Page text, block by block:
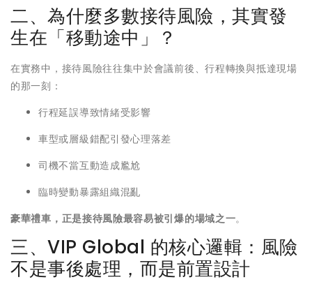
二、為什麼多數接待風險，其實發
生在「移動途中」？
在實務中，接待風險往往集中於會議前後、行程轉換與抵達現場
的那一刻：
行程延誤導致情緒受影響
車型或層級錯配引發心理落差
司機不當互動造成尷尬
臨時變動暴露組織混亂
豪華禮車，正是接待風險最容易被引爆的場域之一。
三、VIP Global 的核心邏輯：風險
不是事後處理，而是前置設計